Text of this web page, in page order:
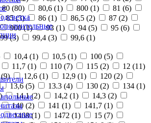
80 (80) 80,6 (1) 800 (1) 81 (6)
85 (3) 86 (1) 86,5 (2) 87 (2)
900 (1) 93 (1) 94 (5) 95 (6)
99 (3) 99,4 (3) 99,6 (1)
10,4 (1) 10,5 (1) 100 (5)
11,7 (1) 110 (7) 115 (2) 12 (11)
9) 12,6 (1) 12,9 (1) 120 (2)
13,6 (5) 13.3 (4) 130 (2) 134 (1)
) 14,1 (2) 14,2 (1) 14,3 (2)
140 (2) 141 (1) 141,7 (1)
1468 (1) 1472 (1) 15 (7)